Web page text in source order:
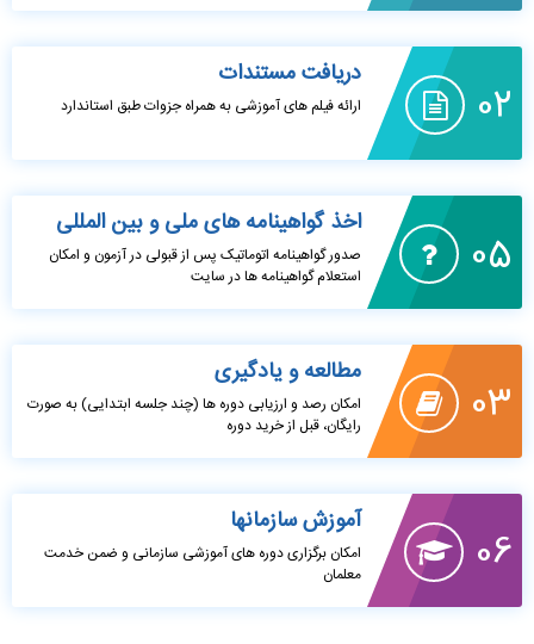
02
دریافت مستندات
ارائه فیلم های آموزشی به همراه جزوات طبق استاندارد
05
اخذ گواهینامه های ملی و بین المللی
صدور گواهینامه اتوماتیک پس از قبولی در آزمون و امکان
استعلام گواهینامه ها در سایت
03
مطالعه و یادگیری
امکان رصد و ارزیابی دوره ها (چند جلسه ابتدایی) به صورت
رایگان، قبل از خرید دوره
06
آموزش سازمانها
امکان برگزاری دوره های آموزشی سازمانی و ضمن خدمت
معلمان